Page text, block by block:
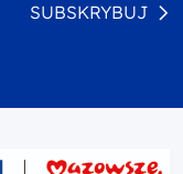
SUBSKRYBUJ